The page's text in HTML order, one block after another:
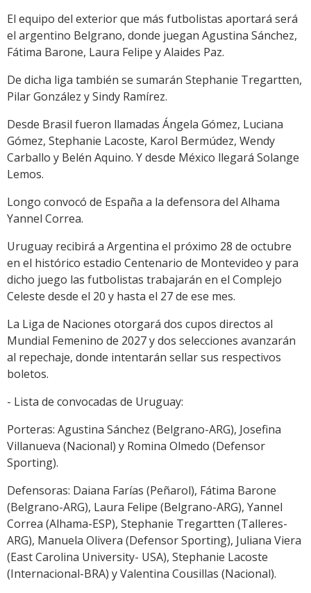
El equipo del exterior que más futbolistas aportará será
el argentino Belgrano, donde juegan Agustina Sánchez,
Fátima Barone, Laura Felipe y Alaides Paz.
De dicha liga también se sumarán Stephanie Tregartten,
Pilar González y Sindy Ramírez.
Desde Brasil fueron llamadas Ángela Gómez, Luciana
Gómez, Stephanie Lacoste, Karol Bermúdez, Wendy
Carballo y Belén Aquino. Y desde México llegará Solange
Lemos.
Longo convocó de España a la defensora del Alhama
Yannel Correa.
Uruguay recibirá a Argentina el próximo 28 de octubre
en el histórico estadio Centenario de Montevideo y para
dicho juego las futbolistas trabajarán en el Complejo
Celeste desde el 20 y hasta el 27 de ese mes.
La Liga de Naciones otorgará dos cupos directos al
Mundial Femenino de 2027 y dos selecciones avanzarán
al repechaje, donde intentarán sellar sus respectivos
boletos.
- Lista de convocadas de Uruguay:
Porteras: Agustina Sánchez (Belgrano-ARG), Josefina
Villanueva (Nacional) y Romina Olmedo (Defensor
Sporting).
Defensoras: Daiana Farías (Peñarol), Fátima Barone
(Belgrano-ARG), Laura Felipe (Belgrano-ARG), Yannel
Correa (Alhama-ESP), Stephanie Tregartten (Talleres-
ARG), Manuela Olivera (Defensor Sporting), Juliana Viera
(East Carolina University- USA), Stephanie Lacoste
(Internacional-BRA) y Valentina Cousillas (Nacional).